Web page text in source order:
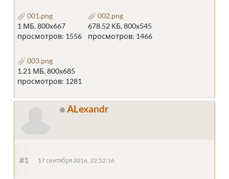
001.png
1 МБ, 800x667
просмотров: 1556
002.png
678.52 КБ, 800x545
просмотров: 1466
003.png
1.21 МБ, 800x685
просмотров: 1281
ALexandr
#1 17 сентября 2016, 22:52:16